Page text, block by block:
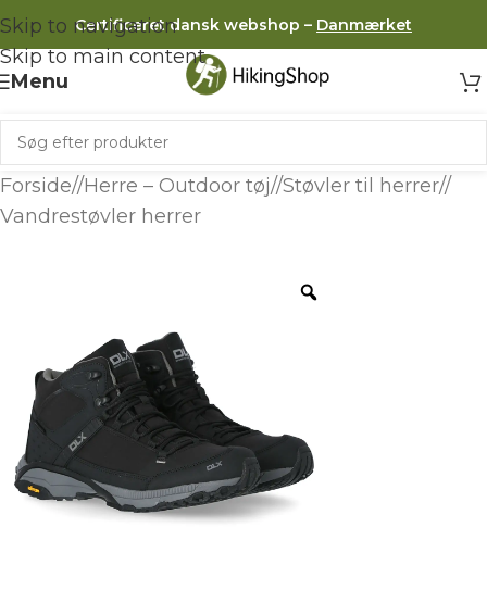
Skip to navigation
Skip to main content
Certificeret dansk webshop – Danmærket
Menu
Forside/ Herre – Outdoor tøj/ Støvler til herrer/
Vandrestøvler herrer